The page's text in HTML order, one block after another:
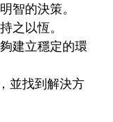
智的決策。
之以恆。
建立穩定的環
並找到解決方